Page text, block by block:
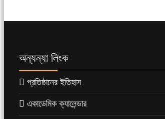
অন্যন্যা লিংক
প্রতিষ্ঠানের ইতিহাস
একাডেমিক ক্যালেন্ডার